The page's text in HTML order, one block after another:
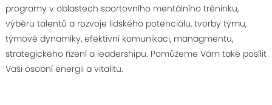
programy v oblastech sportovního mentálního tréninku,
výběru talentů a rozvoje lidského potenciálu, tvorby týmu,
týmové dynamiky, efektivní komunikaci, managmentu,
strategického řízení a leadershipu. Pomůžeme Vám také posílit
Vaši osobní energii a vitalitu.